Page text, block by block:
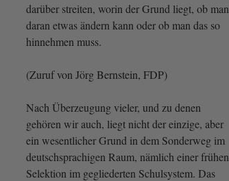
darüber streiten, worin der Grund liegt, ob man
daran etwas ändern kann oder ob man das so
hinnehmen muss.
(Zuruf von Jörg Bernstein, FDP)
Nach Überzeugung vieler, und zu denen
gehören wir auch, liegt nicht der einzige, aber
ein wesentlicher Grund in dem Sonderweg im
deutschsprachigen Raum, nämlich einer frühen
Selektion im gegliederten Schulsystem. Das